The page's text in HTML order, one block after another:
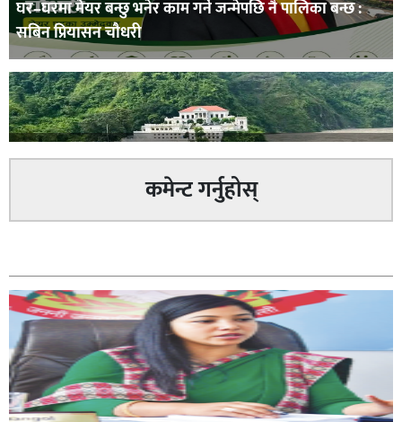
घर–घरमा मेयर बन्छु भनेर काम गर्ने जन्मेपछि नै पालिका बन्छ :
सबिन प्रियासन चौधरी
अविरल वर्षाले कालीगण्डकी नदी तटीय क्षेत्रमा रहेको पाल्पाको
पर्यटकीय स्थल रानीमहल डुबानमा,
प्रहरी साहयक निरीक्षक कुलबहादुर बिककाे पहलमा खडैचा
प्रहरीले पायाे जग्गाधनी पुर्जा
कमेन्ट गर्नुहोस्